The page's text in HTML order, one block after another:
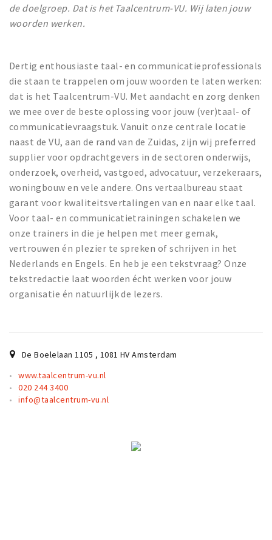
Programme
Contact
Partner Apps
Sign in
de doelgroep. Dat is het Taalcentrum-VU. Wij laten jouw
woorden werken.
Dertig enthousiaste taal- en communicatieprofessionals
die staan te trappelen om jouw woorden te laten werken:
dat is het Taalcentrum-VU. Met aandacht en zorg denken
we mee over de beste oplossing voor jouw (ver)taal- of
communicatievraagstuk. Vanuit onze centrale locatie
naast de VU, aan de rand van de Zuidas, zijn wij preferred
supplier voor opdrachtgevers in de sectoren onderwijs,
onderzoek, overheid, vastgoed, advocatuur, verzekeraars,
woningbouw en vele andere. Ons vertaalbureau staat
garant voor kwaliteitsvertalingen van en naar elke taal.
Voor taal- en communicatietrainingen schakelen we
onze trainers in die je helpen met meer gemak,
vertrouwen én plezier te spreken of schrijven in het
Nederlands en Engels. En heb je een tekstvraag? Onze
tekstredactie laat woorden écht werken voor jouw
organisatie én natuurlijk de lezers.
De Boelelaan 1105 , 1081 HVAmsterdam
www.taalcentrum-vu.nl
020 244 3400
info@taalcentrum-vu.nl